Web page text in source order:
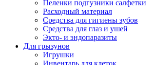
Пеленки подгузники салфетки
Расходный материал
Средства для гигиены зубов
Средства для глаз и ушей
Экто- и эндопаразиты
Для грызунов
Игрушки
Инвентарь для клеток